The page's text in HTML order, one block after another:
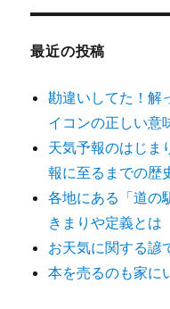
象:
最近の投稿
勘違いしてた！解
イコンの正しい意
天気予報のはじま
報に至るまでの歴
各地にある「道の
きまりや定義とは
お天気に関する諺
本を売るのも家に